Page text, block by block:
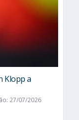
Klopp a
27/07/2026